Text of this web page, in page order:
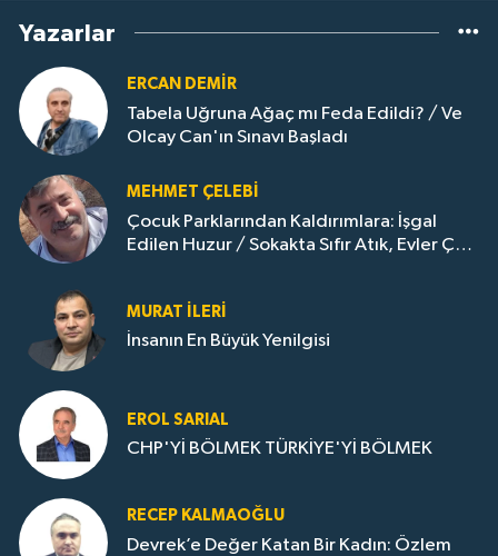
Yazarlar
ERCAN DEMIR
Tabela Uğruna Ağaç mı Feda Edildi? / Ve
Olcay Can'ın Sınavı Başladı
MEHMET ÇELEBI
Çocuk Parklarından Kaldırımlara: İşgal
Edilen Huzur / Sokakta Sıfır Atık, Evler Çöp
MURAT İLERI
İnsanın En Büyük Yenilgisi
EROL SARIAL
CHP'Yİ BÖLMEK TÜRKİYE'Yİ BÖLMEK
RECEP KALMAOĞLU
Devrek’e Değer Katan Bir Kadın: Özlem